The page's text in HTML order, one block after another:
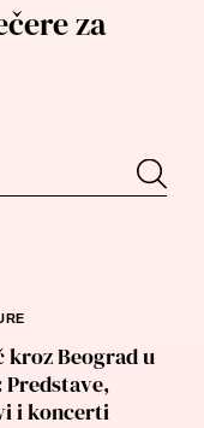
za
Beograd u
Predstave,
i koncerti